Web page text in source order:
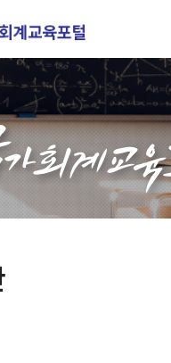
가 새롭게 개편되었습니다.
재정연구원홈페이지가 새롭게